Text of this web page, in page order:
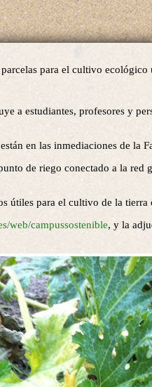
para el cultivo ecológico
a estudiantes, profesores y
en las inmediaciones de la
de riego conectado a la red
útiles para el cultivo de la tierra
web/campussostenible, y la